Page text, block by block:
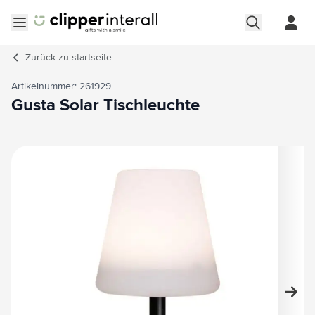
Zurück zu startseite
Artikelnummer: 261929
Gusta Solar Tischleuchte